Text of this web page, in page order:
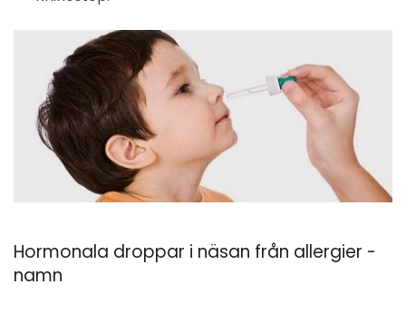
Hormonala droppar i näsan från allergier -
namn